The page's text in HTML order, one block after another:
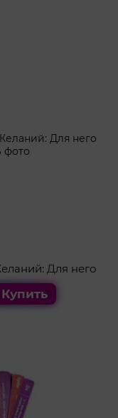
Для него
Купить